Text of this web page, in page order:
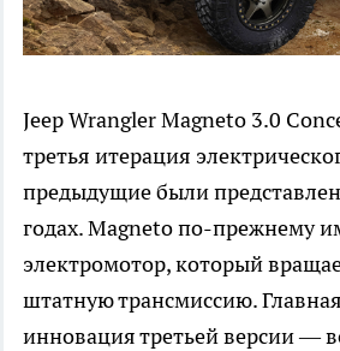
Jeep Wrangler Magneto 3.0
третья итерация
предыдущие были
годах. Magneto по-прежнему
электромотор, который
штатную трансмиссию.
инновация третьей версии —